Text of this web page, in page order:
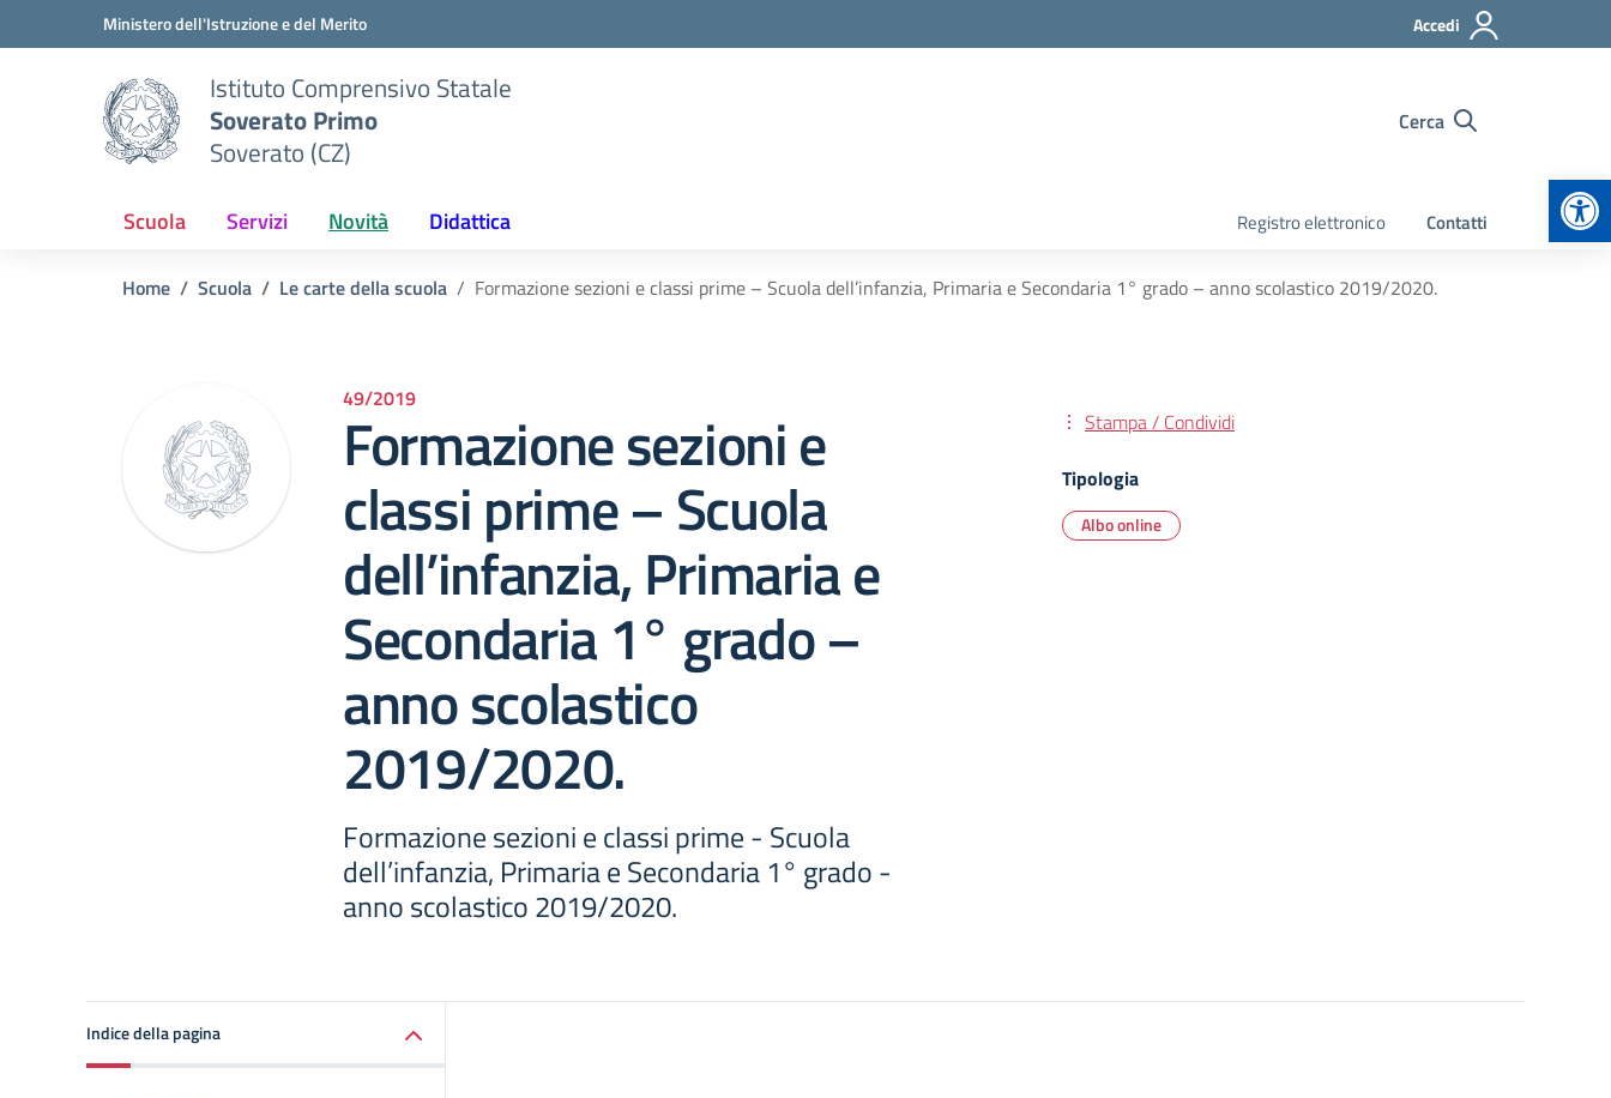
Vai ai contenuti
Vai al menu di navigazioneMinistero dell'Istruzione e del Merito Accedi
Istituto Comprensivo Statale
Soverato Primo
Soverato (CZ)
Cerca
Scuola Servizi Novità Didattica Registro elettronico Contatti
Home Scuola Le carte della scuola Formazione sezioni e classi prime – Scuola dell’infanzia, Primaria e Secondaria 1° grado – anno scolastico 2019/2020.
49/2019
Formazione sezioni e
classi prime – Scuola
dell’infanzia, Primaria e
Secondaria 1° grado –
anno scolastico
2019/2020.
Formazione sezioni e classi prime - Scuola
dell’infanzia, Primaria e Secondaria 1° grado -
anno scolastico 2019/2020.
Stampa / Condividi
Tipologia
Albo online
Indice della pagina